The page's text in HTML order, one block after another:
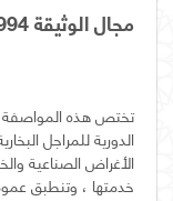
مجال الوثيقة OS GSO 377:1994
تختص هذه المواصفة
الدورية للمراجل
الأغراض الصناعية
خدمتها ، وتنطبق